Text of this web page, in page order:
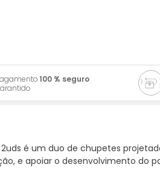
100 % seguro
2uds é um duo de chupetes
e apoiar o desenvolvimento do